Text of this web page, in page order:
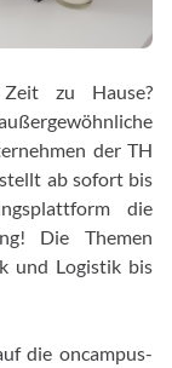
zu Hause?
der TH
ab sofort bis
die
Die Themen
und Logistik bis
die oncampus-